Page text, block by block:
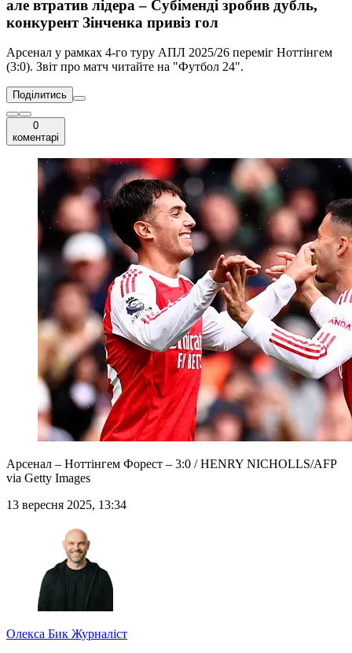
але втратив лідера – Субіменді зробив дубль,
конкурент Зінченка привіз гол
Арсенал у рамках 4-го туру АПЛ 2025/26 переміг Ноттінгем
(3:0). Звіт про матч читайте на "Футбол 24".
Поділитись
0
коментарі
Арсенал – Ноттінгем Форест – 3:0 / HENRY NICHOLLS/AFP
via Getty Images
13 вересня 2025, 13:34
Олекса Бик Журналіст